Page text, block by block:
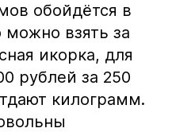
обойдётся в
взять за
икорка, для
рублей за 250
килограмм.